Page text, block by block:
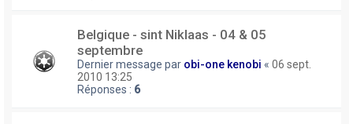
Belgique - sint Niklaas - 04 & 05
septembre
Dernier message par obi-one kenobi « 06 sept.
2010 13:25
Réponses : 6